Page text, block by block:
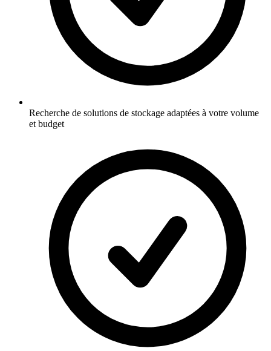
Recherche de solutions de stockage adaptées à votre volume
et budget